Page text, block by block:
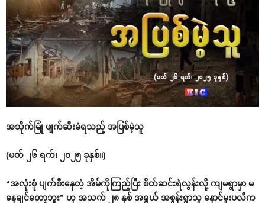
အသိုက်မြုံ ဖျက်ဆီးခံရသည့် အပြစ်မဲ့သူ
(မတ် ၂၆ ရက်၊ ၂၀၂၅ ခုနှစ်။)
“အလုံးစုံ ပျက်စီးနေတဲ့ အိမ်ကိုကြည့်ပြီး စိတ်ဆင်းရဲလွန်းလို့ ကျမရွာမှာ မ
နေချင်တော့ဘူး” ဟု အသက် ၂၈ နှစ် အရွယ် အစွန်းရွာသူ နောင်မူးပလီက